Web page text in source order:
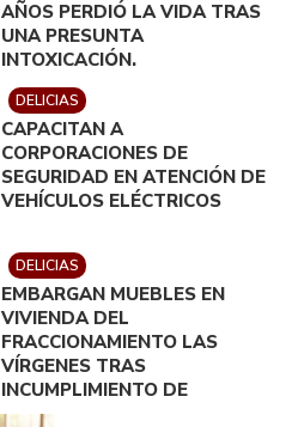
AÑOS PERDIÓ LA VIDA TRAS
UNA PRESUNTA
INTOXICACIÓN.
DELICIAS
CAPACITAN A
CORPORACIONES DE
SEGURIDAD EN ATENCIÓN DE
VEHÍCULOS ELÉCTRICOS
DELICIAS
EMBARGAN MUEBLES EN
VIVIENDA DEL
FRACCIONAMIENTO LAS
VÍRGENES TRAS
INCUMPLIMIENTO DE
ACUERDO DE PAGO